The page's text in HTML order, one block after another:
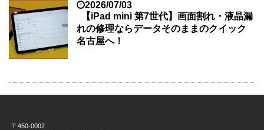
2026/07/03
【iPad mini 第7世代】画面割れ・液晶漏
れの修理ならデータそのままのクイック
名古屋へ！
〒450-0002